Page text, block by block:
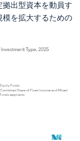
出型資本を動員す
模を拡大するための